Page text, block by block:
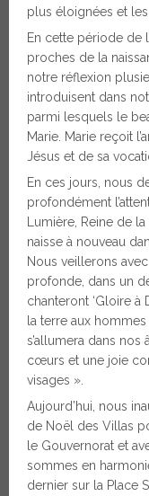
plus éloignées et
En cette période de
proches de la
notre réflexion
introduisent dans
parmi lesquels le
Marie. Marie reçoit
Jésus et de sa
En ces jours, nous
profondément
Lumière, Reine de
naisse à nouveau
Nous veillerons
profonde, dans un
chanteront ‘Gloire à
la terre aux
s’allumera dans nos
cœurs et une joie
visages ».
Aujourd’hui, nous
de Noël des Villas
le Gouvernorat et
sommes en
dernier sur la Place